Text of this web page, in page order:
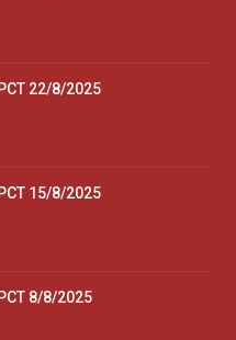
22/8/2025
15/8/2025
8/8/2025